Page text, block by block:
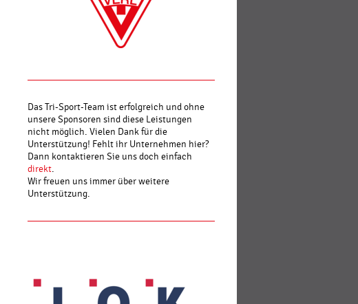
Das Tri-Sport-Team ist erfolgreich und ohne
unsere Sponsoren sind diese Leistungen
nicht möglich. Vielen Dank für die
Unterstützung! Fehlt ihr Unternehmen hier?
Dann kontaktieren Sie uns doch einfach
direkt.
Wir freuen uns immer über weitere
Unterstützung.